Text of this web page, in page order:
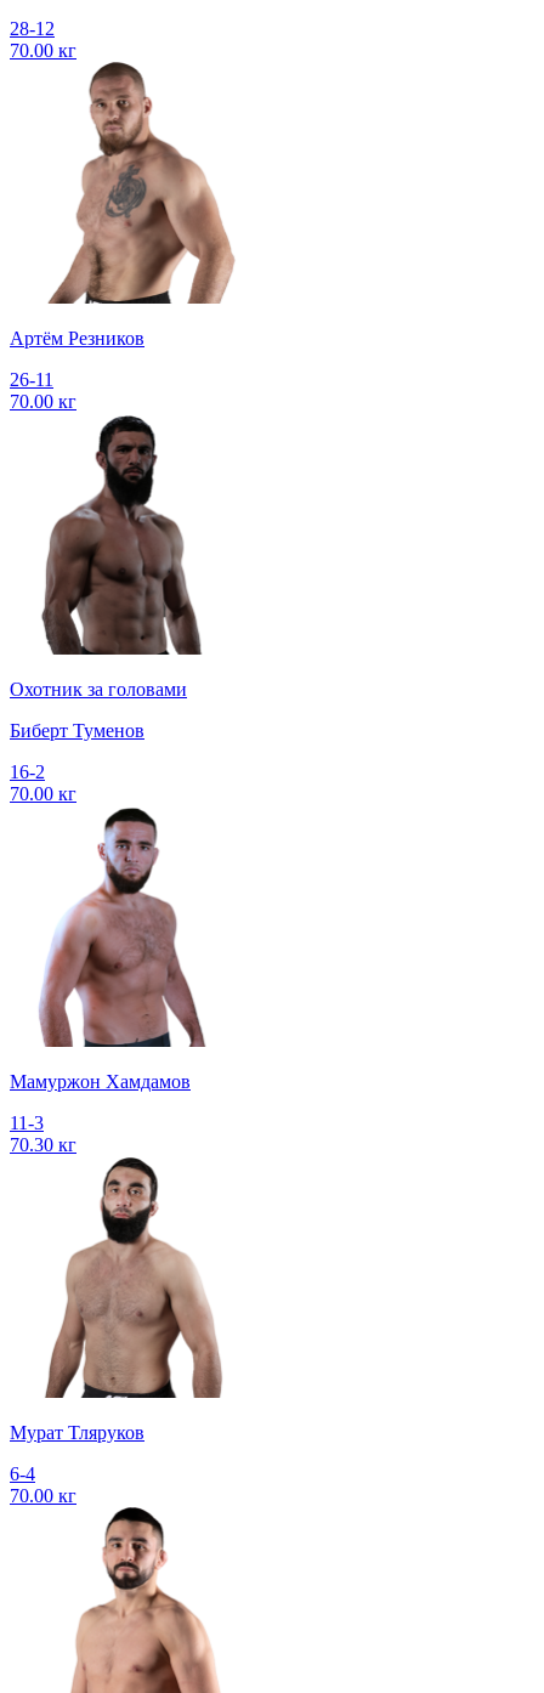
28-12
70.00 кг
Артём Резников
26-11
70.00 кг
Охотник за головами
Биберт Туменов
16-2
70.00 кг
Мамуржон Хамдамов
11-3
70.30 кг
Мурат Тляруков
6-4
70.00 кг